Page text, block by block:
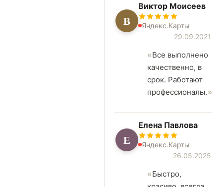
В
Виктор Моисеев
Яндекс.Карты
29.09.2021
Все выполнено
качественно, в
срок. Работают
профессионалы.
Е
Елена Павлова
Яндекс.Карты
26.05.2025
Быстро,